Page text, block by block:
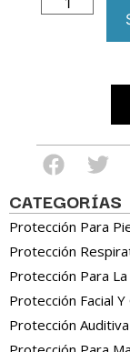
CATEGORÍAS
Protección Para
Protección
Protección Para La
Protección Facial Y
Protección Auditiva